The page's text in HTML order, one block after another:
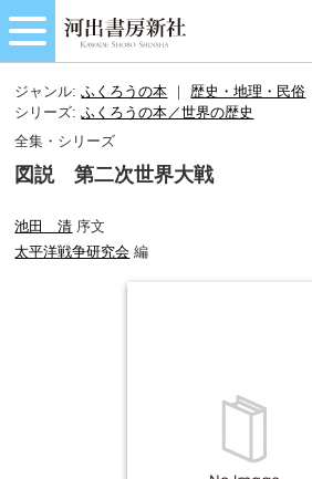
ジャンル:ふくろうの本 ｜歴史・地理・民俗
シリーズ:ふくろうの本／世界の歴史
全集・シリーズ
図説 第二次世界大戦
池田 清 序文
太平洋戦争研究会 編